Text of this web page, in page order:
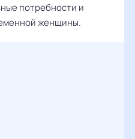
потребности и
женщины.